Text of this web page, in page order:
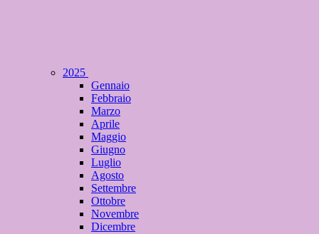
2025
Gennaio
Febbraio
Marzo
Aprile
Maggio
Giugno
Luglio
Agosto
Settembre
Ottobre
Novembre
Dicembre